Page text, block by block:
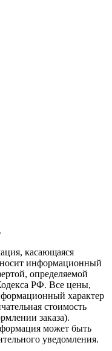
касающаяся
носит информационный
определяемой
РФ. Все цены,
характер
стоимость
заказа).
может быть
уведомления.